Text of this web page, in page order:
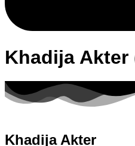
Khadija Akter
Khadija Akter